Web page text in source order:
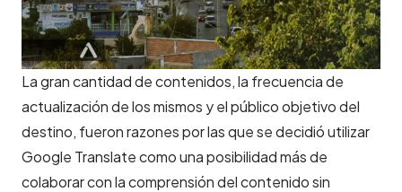
La gran cantidad de contenidos, la frecuencia de
actualización de los mismos y el público objetivo del
destino, fueron razones por las que se decidió utilizar
Google Translate como una posibilidad más de
colaborar con la comprensión del contenido sin